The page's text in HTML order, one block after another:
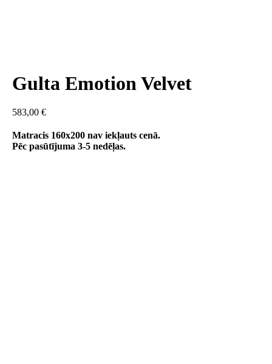
Gulta Emotion Velvet
583,00 €
Matracis 160x200 nav iekļauts cenā.
Pēc pasūtījuma 3-5 nedēļas.